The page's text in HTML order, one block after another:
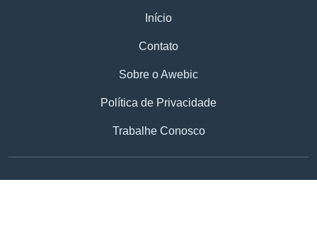
Início
Contato
Sobre o Awebic
Política de Privacidade
Trabalhe Conosco